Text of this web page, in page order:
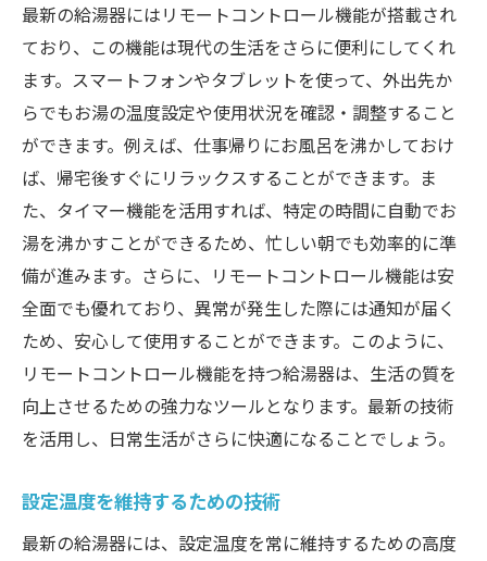
エネルギー効率を最大化する方法
給湯器の進化とその未来
長期的なエネルギーコストの削減効果
環境負荷の低減と家庭のメリット
快適な日常を支える最新給湯器！自動温度調整
で何が変わるのか
自動温度調整機能が変える生活の質
給湯器の新しい機能とその効果
家族全員が快適に過ごせる理由
最新給湯器の操作性と利便性
実際の使用者の声と評価
将来の給湯器に期待される機能
最新の給湯器にはリモートコントロール機能が搭載され
ており、この機能は現代の生活をさらに便利にしてくれ
ます。スマートフォンやタブレットを使って、外出先か
らでもお湯の温度設定や使用状況を確認・調整すること
ができます。例えば、仕事帰りにお風呂を沸かしておけ
ば、帰宅後すぐにリラックスすることができます。ま
た、タイマー機能を活用すれば、特定の時間に自動でお
湯を沸かすことができるため、忙しい朝でも効率的に準
備が進みます。さらに、リモートコントロール機能は安
全面でも優れており、異常が発生した際には通知が届く
ため、安心して使用することができます。このように、
リモートコントロール機能を持つ給湯器は、生活の質を
向上させるための強力なツールとなります。最新の技術
を活用し、日常生活がさらに快適になることでしょう。
設定温度を維持するための技術
最新の給湯器には、設定温度を常に維持するための高度